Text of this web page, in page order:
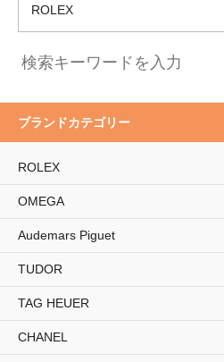
ブランドカテゴリー
ROLEX
OMEGA
Audemars Piguet
TUDOR
TAG HEUER
CHANEL